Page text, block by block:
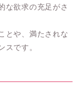
な欲求の充足がさ
とや、満たされな
スです。